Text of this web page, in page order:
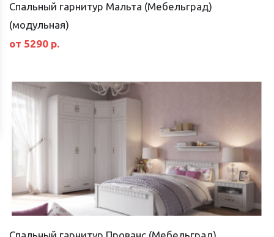
Спальный гарнитур Мальта (Мебельград)
(модульная)
от 5290 р.